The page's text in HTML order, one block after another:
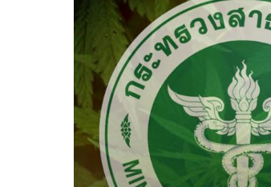
ข่าวอัพเดต
เศรษฐกิจ-ธุรกิจ
สังคม-โซเชียล